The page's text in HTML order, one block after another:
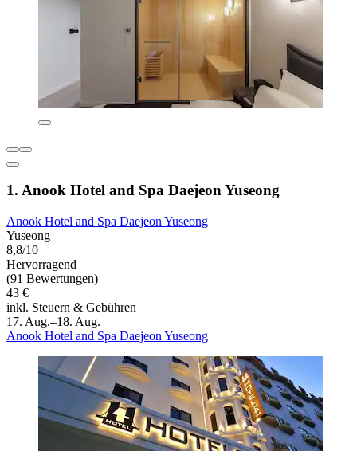
1. Anook Hotel and Spa Daejeon Yuseong
Anook Hotel and Spa Daejeon Yuseong
Yuseong
8,8/10
Hervorragend
(91 Bewertungen)
43 €
inkl. Steuern & Gebühren
17. Aug.–18. Aug.
Anook Hotel and Spa Daejeon Yuseong